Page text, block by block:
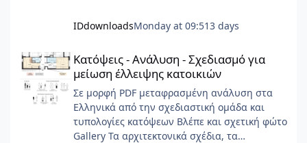
IDdownloadsMonday at 09:513 days
Κατόψεις - Ανάλυση - Σχεδιασμό για μείωση έλλειψης
Κατόψεις - Ανάλυση - Σχεδιασμό για
μείωση έλλειψης κατοικιών
Σε μορφή PDF μεταφρασμένη ανάλυση στα
Ελληνικά από την σχεδιαστική ομάδα και
τυπολογίες κατόψεων Βλέπε και σχετική φώτο
Gallery Τα αρχιτεκτονικά σχέδια, τα